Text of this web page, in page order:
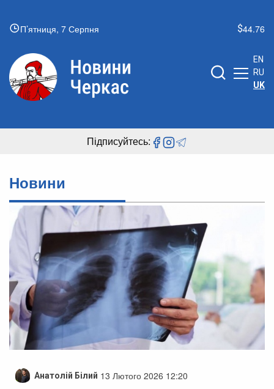
П’ятниця, 7 Серпня 44.76
EN
RU
UK
Підписуйтесь:
Новини
Анатолій Білий 13 Лютого 2026 12:20